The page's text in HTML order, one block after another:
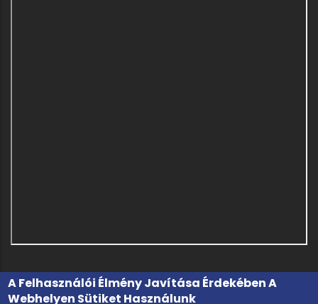
A Felhasználói Élmény Javítása Érdekében A
Webhelyen Sütiket Használunk